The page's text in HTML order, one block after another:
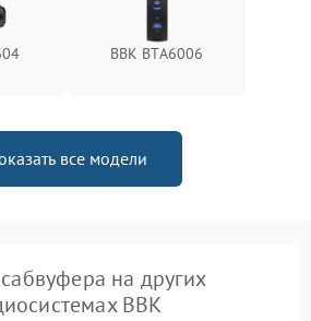
BBK BTA6006
все модели
на других
BBK